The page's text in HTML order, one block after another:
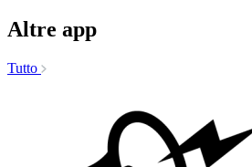
Altre app
Tutto